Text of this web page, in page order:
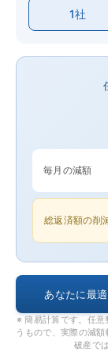
1社
毎月の減額
総返済額の削
あなたに最
※ 簡易計算です。任
うもので、実際の減
破産で